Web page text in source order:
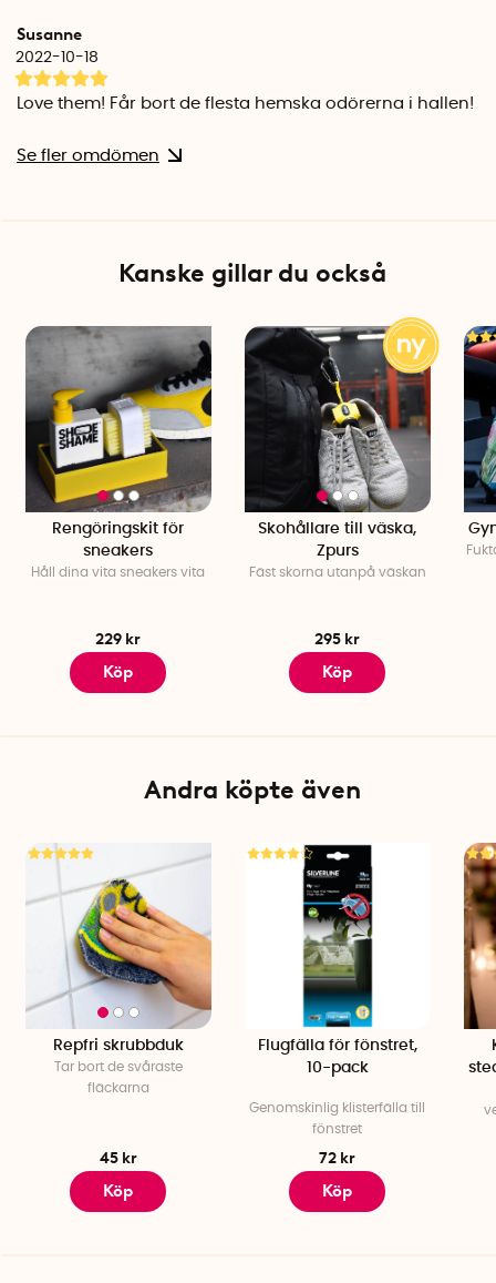
doft. Effektiva upp till 6 månader vid daglig användning. 11
cm x 7 cm x 1 cm.
till exempel hockey- och fotbollsutrustning. Effektiva upp till
Susanne
2022-10-18
Love them! Får bort de flesta hemska odörerna i hallen!
Se fler omdömen
Kanske gillar du också
Rengöringskit för
sneakers
Håll dina vita sneakers vita
229 kr
Köp
Skohållare till väska,
Zpurs
Fäst skorna utanpå väskan
295 kr
Köp
Andra köpte även
Repfri skrubbduk
Tar bort de svåraste
fläckarna
45 kr
Köp
Flugfälla för fönstret,
10-pack
Genomskinlig klisterfälla till
fönstret
72 kr
Köp